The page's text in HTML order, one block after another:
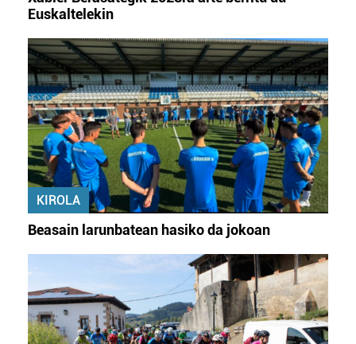
Euskaltelekin
KIROLA
Beasain larunbatean hasiko da jokoan